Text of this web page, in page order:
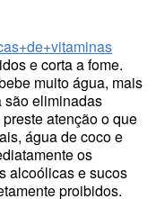
e corta a fome.
muito água, mais
são eliminadas
atenção o que
água de coco e
os
alcoólicas e sucos
proibidos.